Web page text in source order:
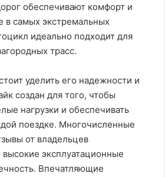
обеспечивают комфорт и
в самых экстремальных
идеально подходит для
трасс.
уделить его надежности и
создан для того, чтобы
нагрузки и обеспечивать
поездке. Многочисленные
от владельцев
эксплуатационные
Впечатляющие